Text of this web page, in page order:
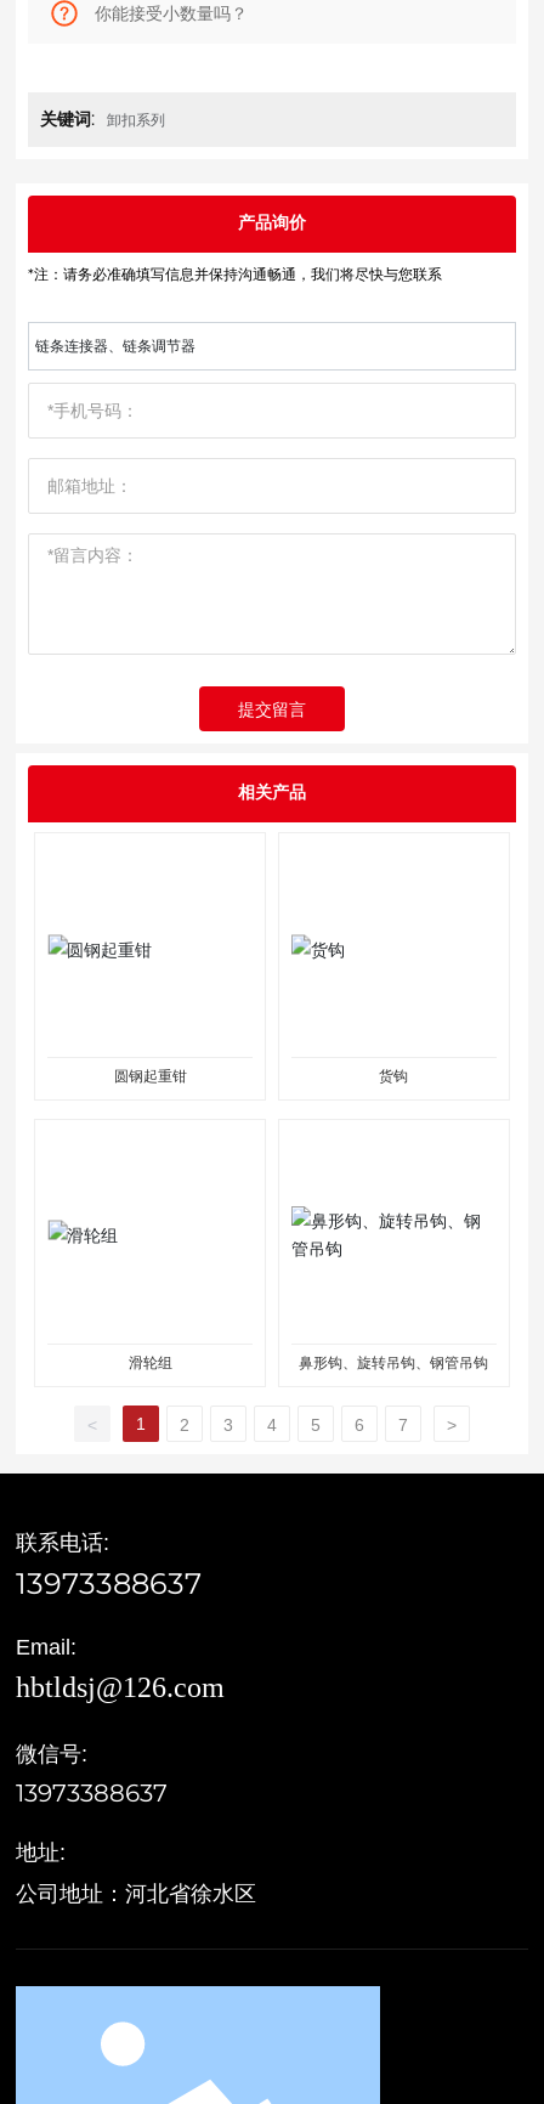
你能接受小数量吗？
关键词: 卸扣系列
产品询价
*注：请务必准确填写信息并保持沟通畅通，我们将尽快与您联系
链条连接器、链条调节器
提交留言
相关产品
圆钢起重钳 货钩
滑轮组 鼻形钩、旋转吊钩、钢管吊钩
< 1 2 3 4 5 6 7 >
联系电话:
13973388637
Email:
hbtldsj@126.com
微信号:
13973388637
地址:
公司地址：河北省徐水区